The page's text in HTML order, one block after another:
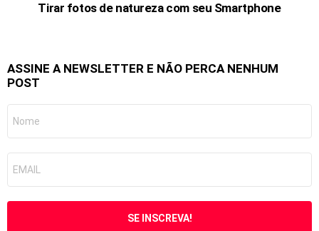
Tirar fotos de natureza com seu Smartphone
ASSINE A NEWSLETTER E NÃO PERCA NENHUM
POST